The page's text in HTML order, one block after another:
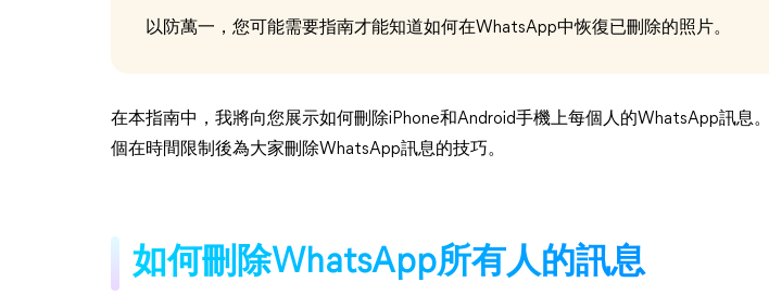
以防萬一，您可能需要指南才能知道如何在WhatsApp中恢復已刪除的照片。
在本指南中，我將向您展示如何刪除iPhone和Android手機上每個人的WhatsApp訊息
個在時間限制後為大家刪除WhatsApp訊息的技巧。
如何刪除WhatsApp所有人的訊息